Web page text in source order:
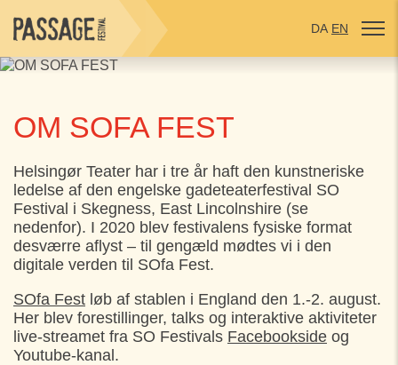
DA EN
OM SOFA FEST
Helsingør Teater har i tre år haft den kunstneriske
ledelse af den engelske gadeteaterfestival SO
Festival i Skegness, East Lincolnshire (se
nedenfor). I 2020 blev festivalens fysiske format
desværre aflyst – til gengæld mødtes vi i den
digitale verden til SOfa Fest.
SOfa Fest løb af stablen i England den 1.-2. august.
Her blev forestillinger, talks og interaktive aktiviteter
live-streamet fra SO Festivals Facebookside og
Youtube-kanal.